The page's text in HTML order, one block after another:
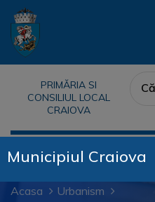
PRIMĂRIA SI
CONSILIUL LOCAL
CRAIOVA
Acasa
Urbanism